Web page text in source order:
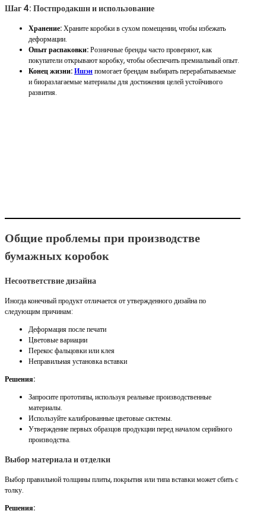
Шаг 4: Постпродакшн и использование
Хранение:Храните коробки в сухом помещении, чтобы избежать
деформации.
Опыт распаковки:Розничные бренды часто проверяют, как
покупатели открывают коробку, чтобы обеспечить премиальный опыт.
Конец жизни:Ишэнпомогает брендам выбирать перерабатываемые
и биоразлагаемые материалы для достижения целей устойчивого
развития.
Общие проблемы при производстве
бумажных коробок
Несоответствие дизайна
Иногда конечный продукт отличается от утвержденного дизайна по
следующим причинам:
Деформация после печати
Цветовые вариации
Перекос фальцовки или клея
Неправильная установка вставки
Решения:
Запросите прототипы, используя реальные производственные
материалы.
Используйте калиброванные цветовые системы.
Утверждение первых образцов продукции перед началом серийного
производства.
Выбор материала и отделки
Выбор правильной толщины плиты, покрытия или типа вставки может сбить с
толку.
Решения: